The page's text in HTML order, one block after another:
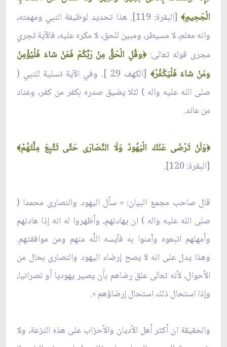
الْجَحِيمِ﴾
[البقرة: 119]. هذا تحديد لوظيفة النبي ومهمته،
وانه معلم، لا مسيطر، ومبين للحق، لا مكره عليه، فالآية تجري
مجرى قوله تعالى:﴿وقُلِ الْحَقُّ مِنْ رَبِّكُمْ فَمَنْ شاءَ فَلْيُؤْمِنْ
ومَنْ شاءَ فَلْيَكْفُرْ﴾
[الكهف 29 ]. وفي الآية تسلية للنبي (
صلى الله عليه واله ) لئلا يضيق صدره بكفر من كفر، وعناد
من عاند.
﴿وَلَنْ تَرْضَى عَنْكَ الْيَهُودُ وَلَا النَّصَارَى حَتَّى تَتَّبِعَ مِلَّتَهُمْ﴾
[البقرة: 120].
قال صاحب مجمع البيان: « سأل اليهود والنصارى محمدا (
صلى الله عليه واله ) ان يهادنهم، وأظهروا له انه إذا هادنهم
وأمهلهم اتبعوه وآمنوا به فآيسه اللَّه منهم ومن موافقتهم.
وهذا يدل على انه لا يصح إرضاء اليهود والنصارى بحال من
الأحوال، لأنه تعالى علق رضاهم بأن يصير يهوديا أو نصرانيا،
وإذا استحال ذلك استحال إرضاؤهم ».
والحقيقة ان أكثر أهل الأديان والأحزاب على هذه النزعة، ولا